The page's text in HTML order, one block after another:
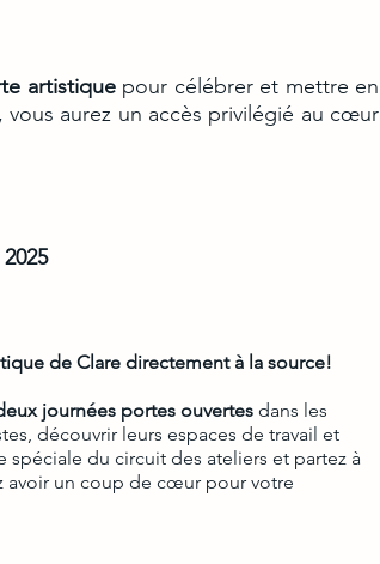
artistiquepour célébrer et mettre en
vous aurez un accès privilégié au cœur
de Clare directement à la source!
journées portes ouvertes dans les
découvrir leurs espaces de travail et
spéciale du circuit des ateliers et partez à
avoir un coup de cœur pour votre